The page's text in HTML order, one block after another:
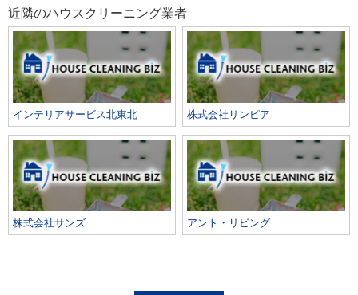
近隣のハウスクリーニング業者
インテリアサービス北東北 株式会社リンピア
株式会社サンズ アント・リビング